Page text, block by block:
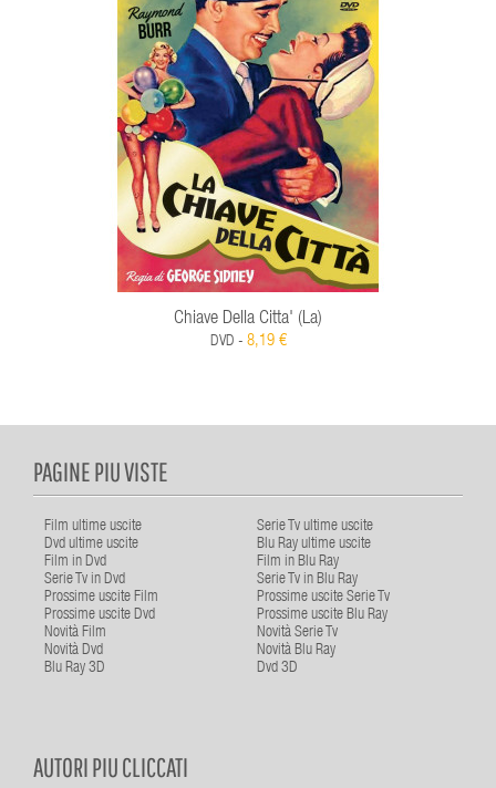
Chiave Della Citta' (La)
DVD - 8,19 €
PAGINE PIU VISTE
Film ultime uscite
Serie Tv ultime uscite
Dvd ultime uscite
Blu Ray ultime uscite
Film in Dvd
Film in Blu Ray
Serie Tv in Dvd
Serie Tv in Blu Ray
Prossime uscite Film
Prossime uscite Serie Tv
Prossime uscite Dvd
Prossime uscite Blu Ray
Novità Film
Novità Serie Tv
Novità Dvd
Novità Blu Ray
Blu Ray 3D
Dvd 3D
AUTORI PIU CLICCATI